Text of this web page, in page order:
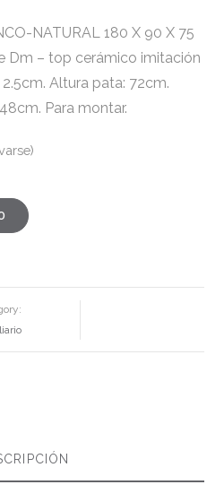
NATURAL 180 X 90 X 75
Dm – top cerámico imitación
Altura pata: 72cm.
Para montar.